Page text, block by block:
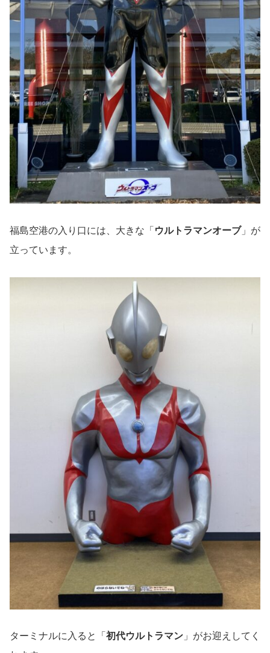
福島空港の入り口には、大きな「 ウルトラマンオーブ」が
立っています。
ターミナルに入ると「 初代ウルトラマン 」がお迎えしてく